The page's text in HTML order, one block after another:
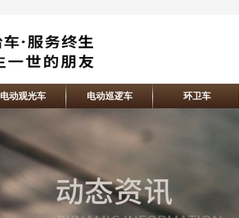
电动观光车 电动巡逻车 环卫车